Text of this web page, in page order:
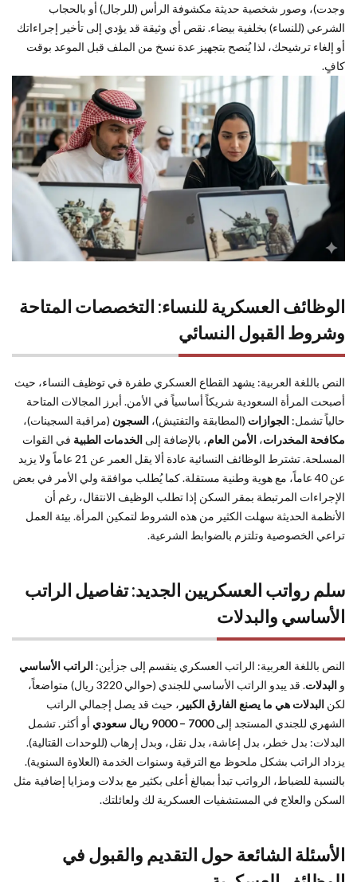
وجدت)، وصور شخصية حديثة مكشوفة الرأس (للرجال) أو بالحجاب
الشرعي (للنساء) بخلفية بيضاء. نقص أي وثيقة قد يؤدي إلى تأخير إجراءاتك
أو إلغاء ترشيحك، لذا يُنصح بتجهيز عدة نسخ من الملف قبل الموعد بوقت
كافٍ.
الوظائف العسكرية للنساء: التخصصات المتاحة
وشروط القبول النسائي
النص باللغة العربية: يشهد القطاع العسكري طفرة في توظيف النساء، حيث
أصبحت المرأة السعودية شريكاً أساسياً في الأمن. أبرز المجالات المتاحة
حالياً تشمل: الجوازات (المطابقة والتفتيش)، السجون (مراقبة السجينات)،
مكافحة المخدرات، الأمن العام، بالإضافة إلى الخدمات الطبية في القوات
المسلحة. تشترط الوظائف النسائية عادة ألا يقل العمر عن 21 عاماً ولا يزيد
عن 40 عاماً، مع هوية وطنية مستقلة. كما يُطلب موافقة ولي الأمر في بعض
الإجراءات المرتبطة بمقر السكن إذا تطلب الوظيف الانتقال، رغم أن
الأنظمة الحديثة سهلت الكثير من هذه الشروط لتمكين المرأة. بيئة العمل
تراعي الخصوصية وتلتزم بالضوابط الشرعية.
سلم رواتب العسكريين الجديد: تفاصيل الراتب
الأساسي والبدلات
النص باللغة العربية: الراتب العسكري ينقسم إلى جزأين: الراتب الأساسي
و البدلات
. قد يبدو الراتب الأساسي للجندي (حوالي 3220 ريال) متواضعاً،
لكن البدلات هي ما يصنع الفارق الكبير ، حيث قد يصل إجمالي الراتب
الشهري للجندي المستجد إلى7000 – 9000 ريال سعودي
أو أكثر. تشمل
البدلات: بدل خطر، بدل إعاشة، بدل نقل، وبدل إرهاب (للوحدات القتالية).
يزداد الراتب بشكل ملحوظ مع الترقية وسنوات الخدمة (العلاوة السنوية).
بالنسبة للضباط، الرواتب تبدأ بمبالغ أعلى بكثير مع بدلات ومزايا إضافية مثل
السكن والعلاج في المستشفيات العسكرية لك ولعائلتك.
الأسئلة الشائعة حول التقديم والقبول في